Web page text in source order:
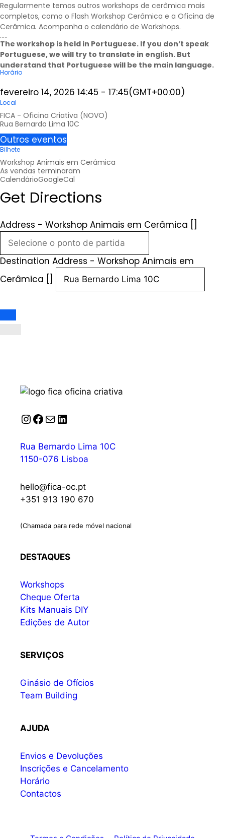
Regularmente temos outros workshops de cerâmica mais
completos, como o Flash Workshop Cerâmica e a Oficina de
Cerâmica. Acompanha o calendário de Workshops.
…..
The workshop is held in Portuguese. If you don’t speak
Portuguese, we will try to translate in english. But
understand that Portuguese will be the main language.
Horário
fevereiro 14, 2026 14:45 - 17:45(GMT+00:00)
Local
FICA - Oficina Criativa (NOVO)
Rua Bernardo Lima 10C
Outros eventos
Bilhete
Workshop Animais em Cerâmica
As vendas terminaram
CalendárioGoogleCal
Get Directions
Address - Workshop Animais em Cerâmica []
Destination Address - Workshop Animais em
Cerâmica []
Instagram
Facebook
Correio
LinkedIn
Rua Bernardo Lima 10C
1150-076 Lisboa
hello@fica-oc.pt
+351 913 190 670
(Chamada para rede móvel nacional
DESTAQUES
Workshops
Cheque Oferta
Kits Manuais DIY
Edições de Autor
SERVIÇOS
Ginásio de Ofícios
Team Building
AJUDA
Envios e Devoluções
Inscrições e Cancelamento
Horário
Contactos